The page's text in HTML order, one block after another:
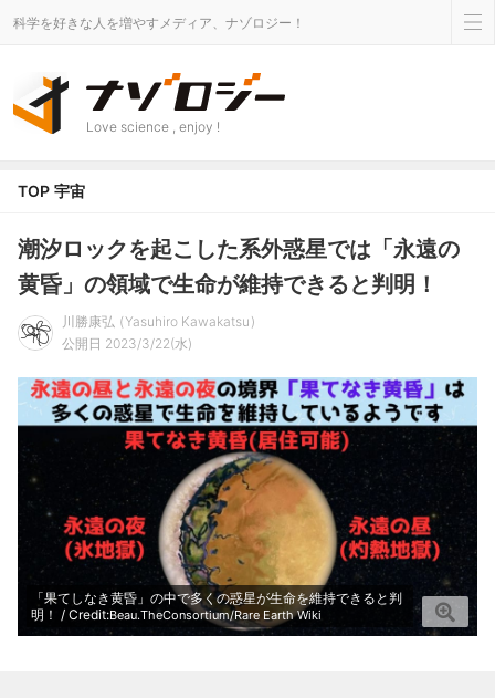
科学を好きな人を増やすメディア、ナゾロジー！
Love science , enjoy !
TOP 宇宙
潮汐ロックを起こした系外惑星では「永遠の
黄昏」の領域で生命が維持できると判明！
川勝康弘
Yasuhiro Kawakatsu
公開日 2023/3/22(水)
「果てしなき黄昏」の中で多くの惑星が生命を維持できると判
明！ / Credit:Beau.TheConsortium/Rare Earth Wiki